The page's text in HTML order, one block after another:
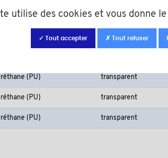
(PU) transparent
(PU) transparent
(PU) transparent
(PU) transparent
(PU) transparent
utilise des cookies et vous donne
✓ Tout accepter ✗ Tout refuser